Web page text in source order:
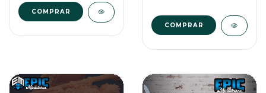
COMPRAR
COMPRAR